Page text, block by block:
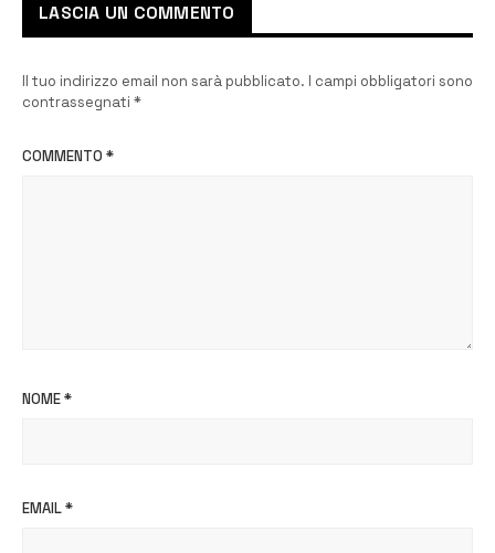
LASCIA UN COMMENTO
Il tuo indirizzo email non sarà pubblicato. I campi obbligatori sono
contrassegnati *
COMMENTO *
NOME*
EMAIL*